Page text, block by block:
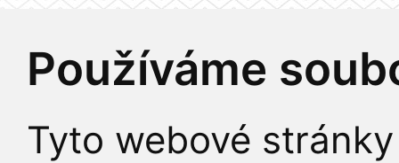
Používáme
Tyto webové